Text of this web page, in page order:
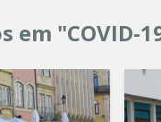
em "COVID-